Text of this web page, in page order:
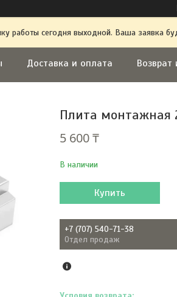
работы сегодня выходной. Ваша заявка
Доставка и оплата Возврат
Плита монтажная
5 600 ₸
В наличии
Купить
+7 (707) 540-71-38
Отдел продаж